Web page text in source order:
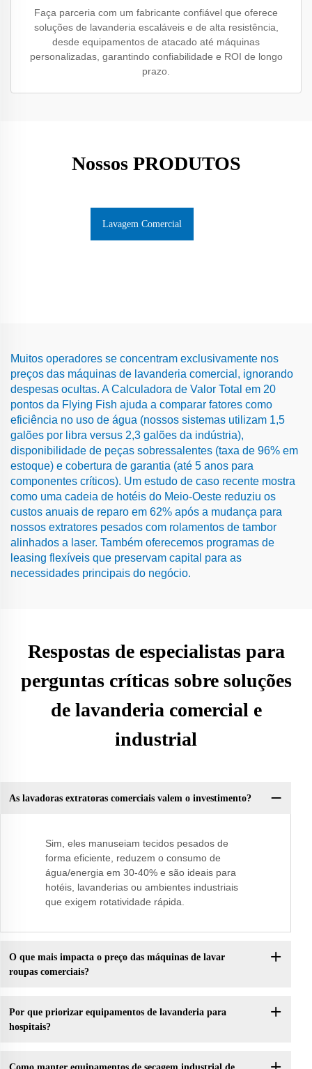
Faça parceria com um fabricante confiável que oferece
soluções de lavanderia escaláveis e de alta resistência,
desde equipamentos de atacado até máquinas
personalizadas, garantindo confiabilidade e ROI de longo
prazo.
Nossos PRODUTOS
Lavagem Comercial
Muitos operadores se concentram exclusivamente nos
preços das máquinas de lavanderia comercial, ignorando
despesas ocultas. A Calculadora de Valor Total em 20
pontos da Flying Fish ajuda a comparar fatores como
eficiência no uso de água (nossos sistemas utilizam 1,5
galões por libra versus 2,3 galões da indústria),
disponibilidade de peças sobressalentes (taxa de 96% em
estoque) e cobertura de garantia (até 5 anos para
componentes críticos). Um estudo de caso recente mostra
como uma cadeia de hotéis do Meio-Oeste reduziu os
custos anuais de reparo em 62% após a mudança para
nossos extratores pesados com rolamentos de tambor
alinhados a laser. Também oferecemos programas de
leasing flexíveis que preservam capital para as
necessidades principais do negócio.
Respostas de especialistas para
perguntas críticas sobre soluções
de lavanderia comercial e
industrial
As lavadoras extratoras comerciais valem o investimento?
Sim, eles manuseiam tecidos pesados de
forma eficiente, reduzem o consumo de
água/energia em 30-40% e são ideais para
hotéis, lavanderias ou ambientes industriais
que exigem rotatividade rápida.
O que mais impacta o preço das máquinas de lavar
roupas comerciais?
Por que priorizar equipamentos de lavanderia para
hospitais?